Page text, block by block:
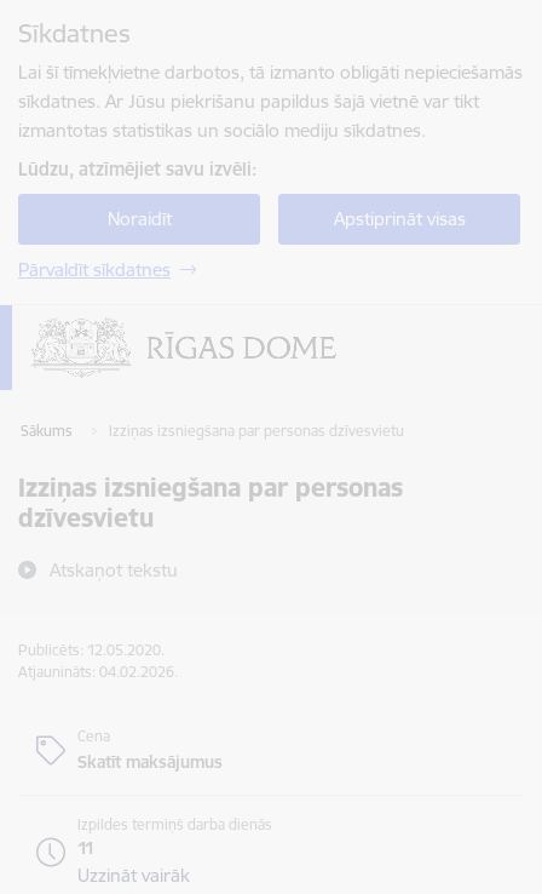
Sīkdatnes
Lai šī tīmekļvietne darbotos, tā izmanto obligāti nepieciešamās
sīkdatnes. Ar Jūsu piekrišanu papildus šajā vietnē var tikt
izmantotas statistikas un sociālo mediju sīkdatnes.
Lūdzu, atzīmējiet savu izvēli:
Noraidīt Apstiprināt visas
Pārvaldīt sīkdatnes
Sākums Izziņas izsniegšana par personas dzīvesvietu
Izziņas izsniegšana par personas
dzīvesvietu
Atskaņot tekstu
Publicēts: 12.05.2020.
Atjaunināts: 04.02.2026.
Cena
Skatīt maksājumus
Izpildes termiņš darba dienās
11
Uzzināt vairāk